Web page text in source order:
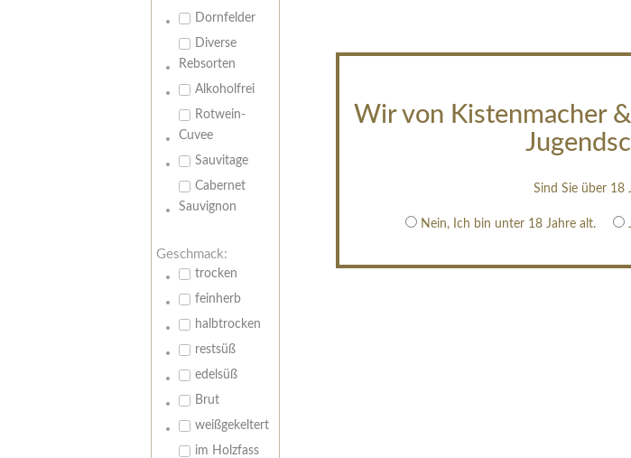
Wir von Kistenmacher
Sind Sie über 18
Nein, Ich bin unter 18 Jahre alt.
Dornfelder
Diverse
Rebsorten
Alkoholfrei
Rotwein-
Cuvee
Sauvitage
Cabernet
Sauvignon
Geschmack:
trocken
feinherb
halbtrocken
restsüß
edelsüß
Brut
weißgekeltert
im Holzfass